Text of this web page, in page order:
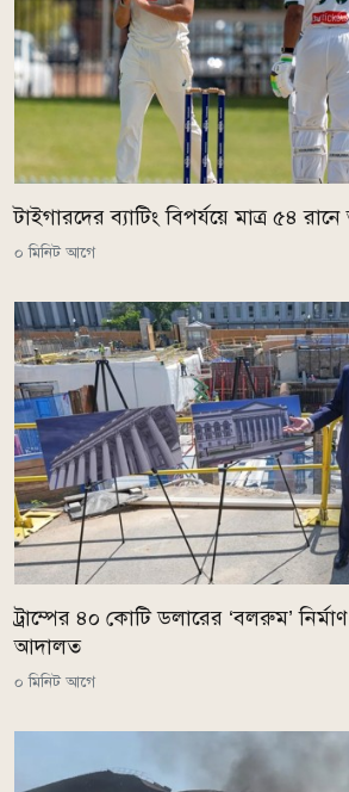
টাইগারদের ব্যাটিং বিপর্যয়ে মাত্র ৫৪
০ মিনিট আগে
ট্রাম্পের ৪০ কোটি ডলারের ‘বলরুম’
আদালত
০ মিনিট আগে